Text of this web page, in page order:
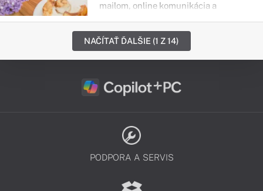
mailom, online komunikácia a
najdostupnejšie z pohľadu ceny a
patria medzi populárne zariadenia
NAČÍTAŤ ĎALŠIE (1 Z 14)
PODPORA A SERVIS